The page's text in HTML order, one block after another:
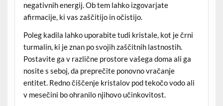
negativnih energij. Ob tem lahko izgovarjate
afirmacije, ki vas zaščitijo in očistijo.
Poleg kadila lahko uporabite tudi kristale, kot je črni
turmalin, ki je znan po svojih zaščitnih lastnostih.
Postavite ga v različne prostore vašega doma ali ga
nosite s seboj, da preprečite ponovno vračanje
entitet. Redno čiščenje kristalov pod tekočo vodo ali
v mesečini bo ohranilo njihovo učinkovitost.